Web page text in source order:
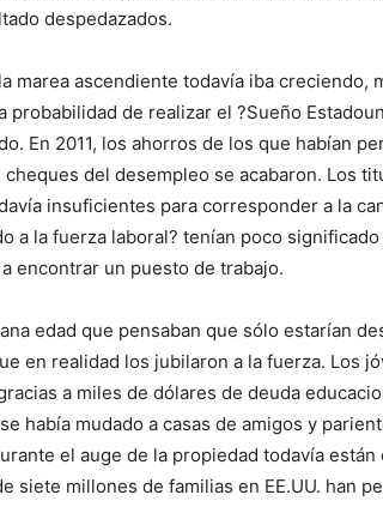
despedazados.
marea ascendiente todavía iba creciendo,
de realizar el ?Sueño
En 2011, los ahorros de los que habían
del desempleo se acabaron. Los
insuficientes para corresponder a la
a la fuerza laboral? tenían poco
encontrar un puesto de trabajo.
edad que pensaban que sólo estarían
en realidad los jubilaron a la fuerza. Los
a miles de dólares de deuda
había mudado a casas de amigos y
el auge de la propiedad todavía
siete millones de familias en EE.UU. han